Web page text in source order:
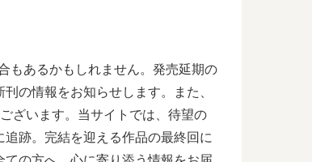
もあるかもしれません。発売延期の
の情報をお知らせします。また、
ざいます。当サイトでは、待望の
跡。完結を迎える作品の最終回に